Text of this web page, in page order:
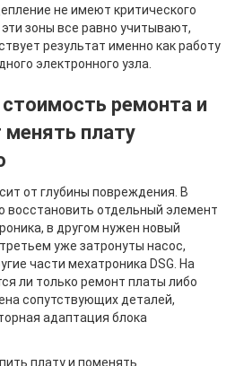
не имеют критического
зоны все равно учитывают,
результат именно как работу
электронного узла.
стоимость ремонта и
менять плату
от глубины повреждения. В
восстановить отдельный элемент
в другом нужен новый
уже затронуты насос,
части мехатроника DSG. На
ли только ремонт платы либо
сопутствующих деталей,
адаптация блока
плату и поменять